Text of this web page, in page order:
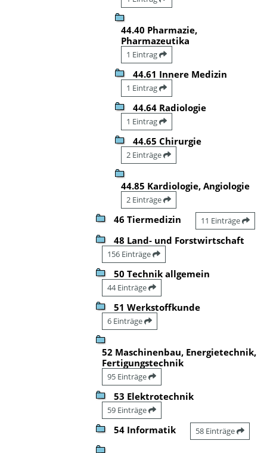
44.40 Pharmazie,
Pharmazeutika
1 Eintrag
44.61 Innere Medizin
1 Eintrag
44.64 Radiologie
1 Eintrag
44.65 Chirurgie
2 Einträge
44.85 Kardiologie, Angiologie
2 Einträge
46 Tiermedizin 11 Einträge
48 Land- und Forstwirtschaft
156 Einträge
50 Technik allgemein
44 Einträge
51 Werkstoffkunde
6 Einträge
52 Maschinenbau, Energietechnik,
Fertigungstechnik
95 Einträge
53 Elektrotechnik
59 Einträge
54 Informatik 58 Einträge